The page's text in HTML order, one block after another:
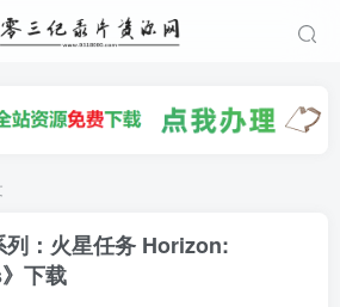
列：火星任务 Horizon:
下载